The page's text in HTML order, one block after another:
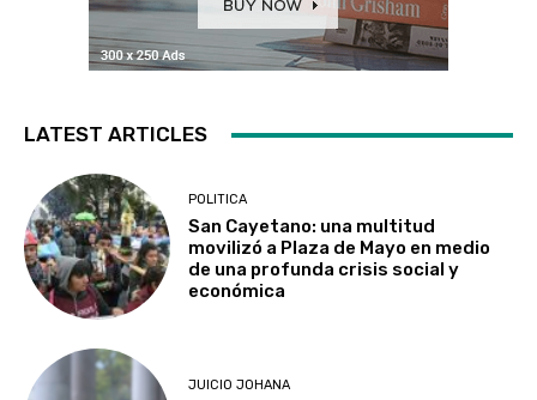
LATEST ARTICLES
POLITICA
San Cayetano: una multitud
movilizó a Plaza de Mayo en medio
de una profunda crisis social y
económica
JUICIO JOHANA